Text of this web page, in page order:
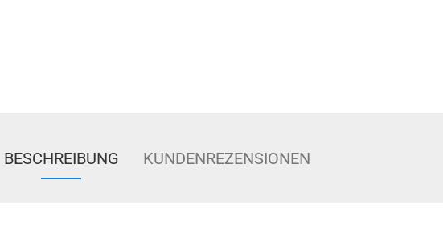
BESCHREIBUNG KUNDENREZENSIONEN